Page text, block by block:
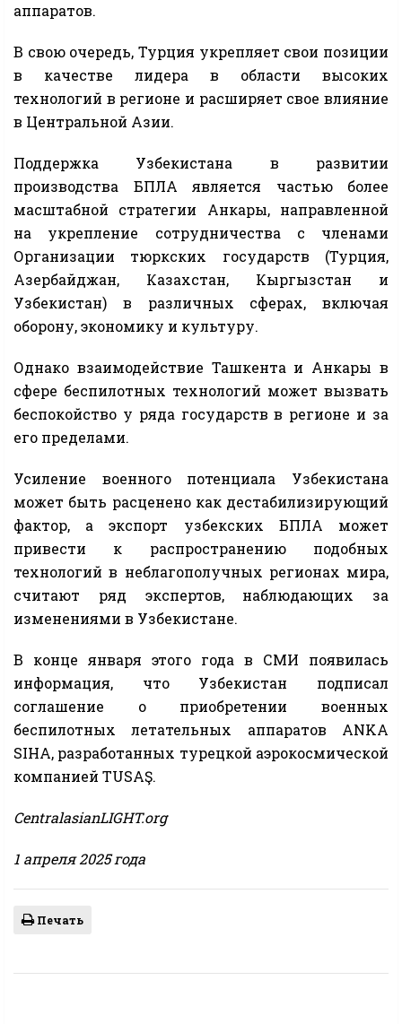
аппаратов.
В свою очередь, Турция укрепляет свои позиции
в качестве лидера в области высоких
технологий в регионе и расширяет свое влияние
в Центральной Азии.
Поддержка Узбекистана в развитии
производства БПЛА является частью более
масштабной стратегии Анкары, направленной
на укрепление сотрудничества с членами
Организации тюркских государств (Турция,
Азербайджан, Казахстан, Кыргызстан и
Узбекистан) в различных сферах, включая
оборону, экономику и культуру.
Однако взаимодействие Ташкента и Анкары в
сфере беспилотных технологий может вызвать
беспокойство у ряда государств в регионе и за
его пределами.
Усиление военного потенциала Узбекистана
может быть расценено как дестабилизирующий
фактор, а экспорт узбекских БПЛА может
привести к распространению подобных
технологий в неблагополучных регионах мира,
считают ряд экспертов, наблюдающих за
изменениями в Узбекистане.
В конце января этого года в СМИ появилась
информация, что Узбекистан подписал
соглашение о приобретении военных
беспилотных летательных аппаратов ANKA
SIHA, разработанных турецкой аэрокосмической
компанией TUSAŞ.
CentralasianLIGHT.org
1 апреля 2025 года
Печать